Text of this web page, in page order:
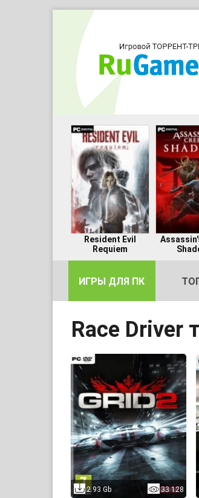
Resident Evil
Requiem
ИГРЫ ДЛЯ ПК
Race Driver
2.93 Gb 33 128